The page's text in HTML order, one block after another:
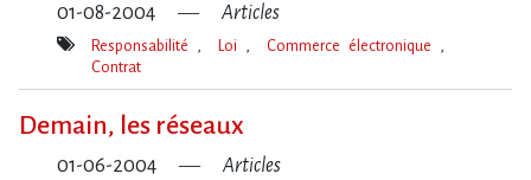
01-08-2004 Articles
Mot(s)-
Responsabilité Loi
Commerce électronique
Contrat
Demain, les réseaux
01-06-2004 Articles